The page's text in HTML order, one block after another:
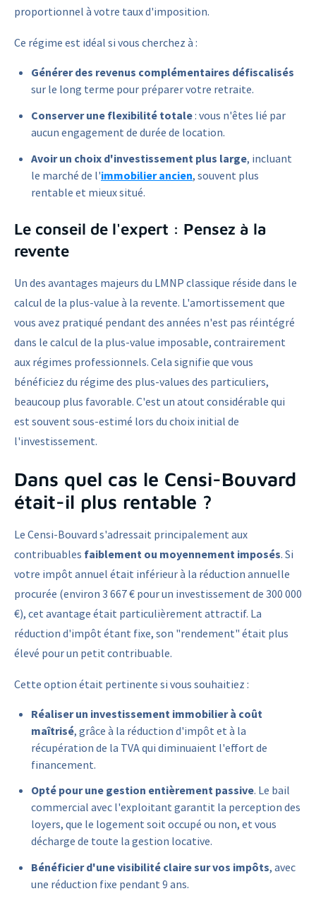
proportionnel à votre taux d'imposition.
Ce régime est idéal si vous cherchez à :
Générer des revenus complémentaires défiscalisés
sur le long terme pour préparer votre retraite.
Conserver une flexibilité totale: vous n'êtes lié par
aucun engagement de durée de location.
Avoir un choix d'investissement plus large, incluant
le marché de l'immobilier ancien, souvent plus
rentable et mieux situé.
Le conseil de l'expert : Pensez à la
revente
Un des avantages majeurs du LMNP classique réside dans le
calcul de la plus-value à la revente. L'amortissement que
vous avez pratiqué pendant des années n'est pas réintégré
dans le calcul de la plus-value imposable, contrairement
aux régimes professionnels. Cela signifie que vous
bénéficiez du régime des plus-values des particuliers,
beaucoup plus favorable. C'est un atout considérable qui
est souvent sous-estimé lors du choix initial de
l'investissement.
Dans quel cas le Censi-Bouvard
était-il plus rentable ?
Le Censi-Bouvard s'adressait principalement aux
contribuables faiblement ou moyennement imposés. Si
votre impôt annuel était inférieur à la réduction annuelle
procurée (environ 3 667 € pour un investissement de 300 000
€), cet avantage était particulièrement attractif. La
réduction d'impôt étant fixe, son "rendement" était plus
élevé pour un petit contribuable.
Cette option était pertinente si vous souhaitiez :
Réaliser un investissement immobilier à coût
maîtrisé, grâce à la réduction d'impôt et à la
récupération de la TVA qui diminuaient l'effort de
financement.
Opté pour une gestion entièrement passive. Le bail
commercial avec l'exploitant garantit la perception des
loyers, que le logement soit occupé ou non, et vous
décharge de toute la gestion locative.
Bénéficier d'une visibilité claire sur vos impôts, avec
une réduction fixe pendant 9 ans.